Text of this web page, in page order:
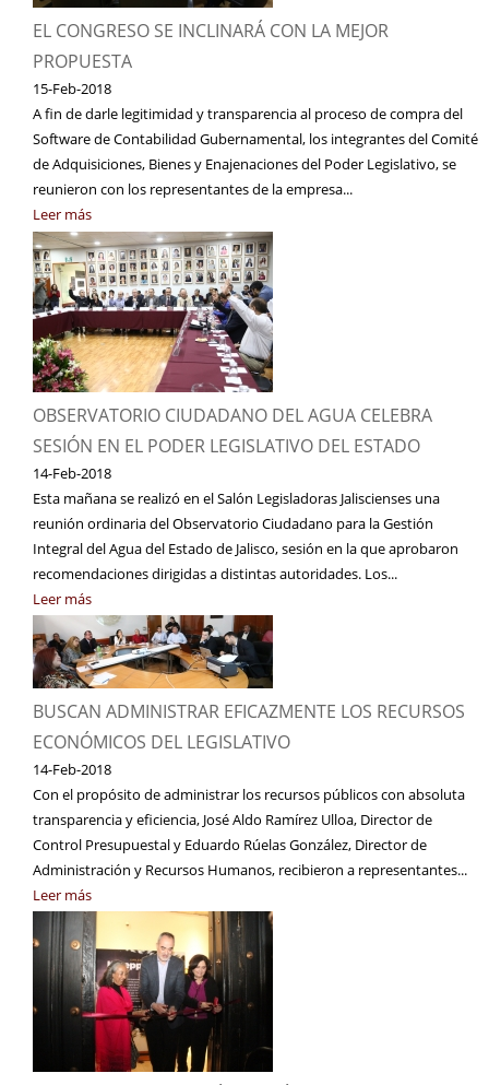
EL CONGRESO SE INCLINARÁ CON LA MEJOR
PROPUESTA
15-Feb-2018
A fin de darle legitimidad y transparencia al proceso de compra del
Software de Contabilidad Gubernamental, los integrantes del Comité
de Adquisiciones, Bienes y Enajenaciones del Poder Legislativo, se
reunieron con los representantes de la empresa...
Leer más
OBSERVATORIO CIUDADANO DEL AGUA CELEBRA
SESIÓN EN EL PODER LEGISLATIVO DEL ESTADO
14-Feb-2018
Esta mañana se realizó en el Salón Legisladoras Jaliscienses una
reunión ordinaria del Observatorio Ciudadano para la Gestión
Integral del Agua del Estado de Jalisco, sesión en la que aprobaron
recomendaciones dirigidas a distintas autoridades. Los...
Leer más
BUSCAN ADMINISTRAR EFICAZMENTE LOS RECURSOS
ECONÓMICOS DEL LEGISLATIVO
14-Feb-2018
Con el propósito de administrar los recursos públicos con absoluta
transparencia y eficiencia, José Aldo Ramírez Ulloa, Director de
Control Presupuestal y Eduardo Rúelas González, Director de
Administración y Recursos Humanos, recibieron a representantes...
Leer más